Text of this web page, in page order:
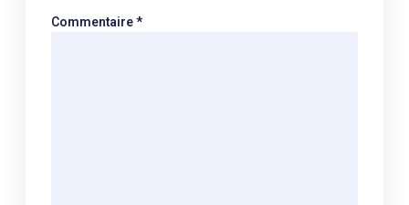
Commentaire*